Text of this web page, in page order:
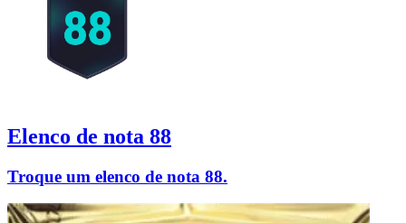
Elenco de nota 88
Troque um elenco de nota 88.